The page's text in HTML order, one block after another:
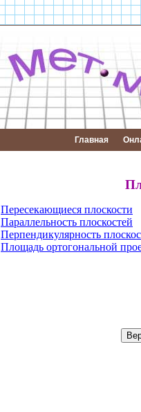
Главная
Пересекающиеся плоскости
Параллельность плоскостей
Перпендикулярность
Площадь ортогональной